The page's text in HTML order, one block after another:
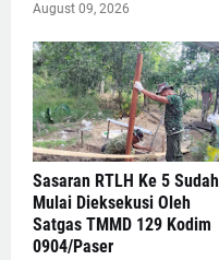
August 09, 2026
Sasaran RTLH Ke 5 Sudah
Mulai Dieksekusi Oleh
Satgas TMMD 129 Kodim
0904/Paser